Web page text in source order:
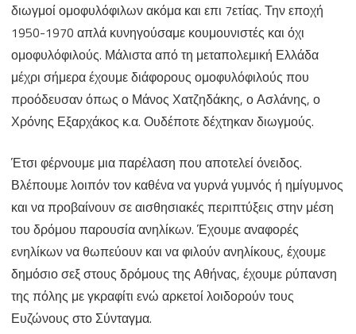
διωγμοί ομοφυλόφιλων ακόμα και επι 7ετίας. Την εποχή
1950-1970 απλά κυνηγούσαμε κουμουνιστές και όχι
ομοφυλόφιλούς. Μάλιστα από τη μεταπολεμική Ελλάδα
μέχρι σήμερα έχουμε διάφορους ομοφυλόφιλούς που
προόδευσαν όπως ο Μάνος Χατζηδάκης, ο Ασλάνης, ο
Χρόνης Εξαρχάκος κ.α. Ουδέποτε δέχτηκαν διωγμούς.
Έτσι φέρνουμε μια παρέλαση που αποτελεί όνειδος.
Βλέπουμε λοιπόν τον καθένα να γυρνά γυμνός ή ημίγυμνος
και να προβαίνουν σε αισθησιακές περιπτύξεις στην μέση
του δρόμου παρουσία ανηλίκων. Έχουμε αναφορές
ενηλίκων να θωπεύουν και να φιλούν ανηλίκους, έχουμε
δημόσιο σεξ στους δρόμους της Αθήνας, έχουμε ρύπανση
της πόλης με γκραφίτι ενώ αρκετοί λοιδορούν τους
Ευζώνους στο Σύνταγμα.